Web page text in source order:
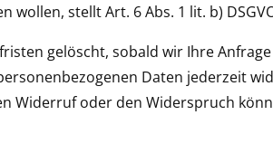
stellt Art. 6 Abs. 1 lit. b)
gelöscht, sobald wir Ihre
Daten jederzeit
Widerruf oder den Widerspruch